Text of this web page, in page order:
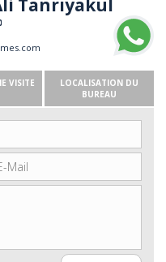
VISITE
LOCALISATION DU
BUREAU